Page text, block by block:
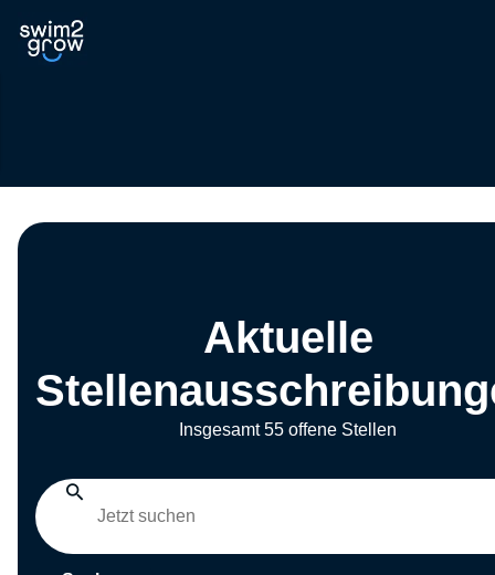
Aktuelle
Insgesamt 55 offene Stellen